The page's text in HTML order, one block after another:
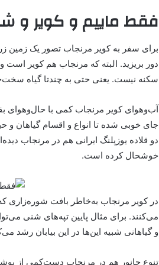
فقط ماییم و کویر و
برای سفر به کویر مرنجاب تصور یک زمین
دور بریزید. البته که مرنجاب هم کویر است و
سکنه نیست. یعنی حتی به چندتا گیاه
آب‌وهوای کویر مرنجاب کمی با حال‌وهوای
جای خوبی شده تا انواع و اقسام گیاهان
دو قلاده یوزپلنگ ایرانی هم در مرنجاب
خوشحال کرده است.
در کویر مرنجاب به‌خاطر بافت شوره‌زاری
می‌کنند. برای مثال پایین تپه‌های شنی
و گیاهانی شبیه این‌ها در این بیابان رشد
تنوع جانور هم در مرنجاب دست‌کمی از